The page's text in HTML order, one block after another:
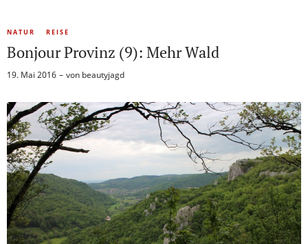
NATUR REISE
Bonjour Provinz (9): Mehr Wald
19. Mai 2016 von beautyjagd